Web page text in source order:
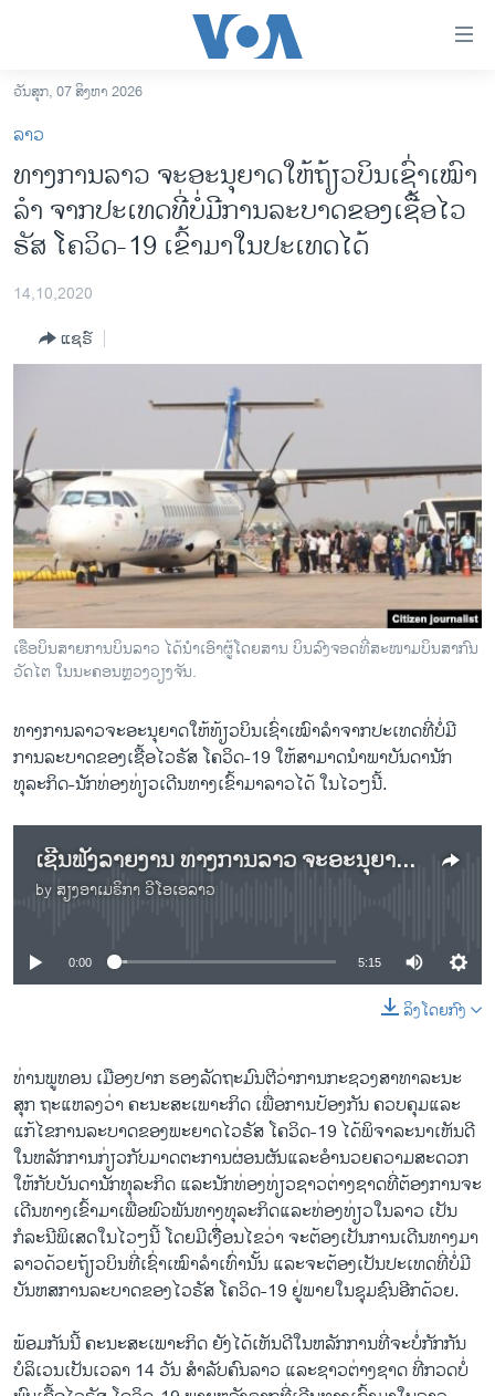
ເຂົ້າ
ຫາ
ຂ້າມ
ຂ້າມ
ໄປ
ຫາ
ຊອກ
ອາເມຣິກາ
ການເລືອກຕັ້ງ ປະທານາທີບໍດີ ສະຫະລັດ 2024
ອິດສະຫຼະພາບດ້ານການຂ່າວ
ຊີວິດຊາວລາວ
ຊຸມຊົນຊາວລາວ
ວິທະຍາສາດ-ເທັກໂນໂລຈີ
ທຸລະກິດ
ພາສາອັງກິດ
ວີດີໂອ
ສຽງ
ລາຍງານ
ຕິດຕາມພວກເຮົາ ທີ່
ວັນສຸກ, 07 ສິງຫາ 2026
ລາວ
ທາງການລາວ ຈະອະນຸຍາດໃຫ້ຖ້ຽວບິນເຊົ່າເໝົາ
ລຳ ຈາກປະເທດທີ່ບໍ່ມີການລະບາດຂອງເຊື້ອໄວ
ຣັສ ໂຄວິດ-19 ເຂົ້າມາໃນປະເທດໄດ້
14,10,2020
ແຊຣ໌
ເຮືອບິນສາຍການບິນລາວ ໄດ້ນຳເອົາຜູ້ໂດຍສານ ບິນລົງຈອດທີ່ສະໜາມບິນສາກົນ
ວັດໄຕ ໃນນະຄອນຫຼວງວຽງຈັນ.
ທາງການລາວຈະອະນຸຍາດໃຫ້ທ້ຽວບິນເຊົ່າເໝົາລຳຈາກປະເທດທີ່ບໍ່ມີ
ການລະບາດຂອງເຊື້ອໄວຣັສ ໂຄວິດ-19 ໃຫ້ສາມາດນຳພາບັນດານັກ
ທຸລະກິດ-ນັກທ່ອງທ່ຽວເດີນທາງເຂົ້າມາລາວໄດ້ ໃນໄວໆນີ້.
ເຊີນຟັງລາຍງານ ທາງການລາວ ຈະອະນຸຍາດໃຫ້ຖ້ຽວບິນເຊົ່າເໝົາລຳ ຈາກປະເທດທີ່ບໍ່ມີການລະບາດຂອງເຊື້ອໄວຣັສ ໂຄວິດ-19 ເຂົ້າມາໃນປະເທດໄດ້
by ສຽງອາເມຣິກາ ວີໂອເອລາວ
No media source currently available
0:00 5:15
ລິງໂດຍກົງ
ທ່ານພູທອນ ເມືອງປາກ ຮອງລັດຖະມົນຕີວ່າການກະຊວງສາທາລະນະ
ສຸກ ຖະແຫລງວ່າ ຄະນະສະເພາະກິດ ເພື່ອການປ້ອງກັນ ຄວບຄຸມແລະ
ແກ້ໄຂການລະບາດຂອງພະຍາດໄວຣັສ ໂຄວິດ-19 ໄດ້ພິຈາລະນາເຫັນດີ
ໃນຫລັກການກ່ຽວກັບມາດຕະການຜ່ອນຜັນແລະອຳນວຍຄວາມສະດວກ
ໃຫ້ກັບບັນດານັກທຸລະກິດ ແລະນັກທ່ອງທ່ຽວຊາວຕ່າງຊາດທີ່ຕ້ອງການຈະ
ເດີນທາງເຂົ້າມາເພື່ອພົວພັນທາງທຸລະກິດແລະທ່ອງທ່ຽວໃນລາວ ເປັນ
ກໍລະນີພິເສດໃນໄວໆນີ້ ໂດຍມີເງື່ຶອນໄຂວ່າ ຈະຕ້ອງເປັນການເດີນທາງມາ
ລາວດ້ວຍຖ້ຽວບິນທີ່ເຊົ່າເໝົາລຳເທົ່ານັ້ນ ແລະຈະຕ້ອງເປັນປະເທດທີ່ບໍ່ມີ
ບັນຫສການລະບາດຂອງໄວຣັສ ໂຄວິດ-19 ຢູ່ພາຍໃນຊຸມຊົນອີກດ້ວຍ.
ພ້ອມກັນນີ້ ຄະນະສະເພາະກິດ ຍັງໄດ້ເຫັນດີໃນຫລັກການທີ່ຈະບໍ່ກັກກັນ
ບໍລິເວນເປັນເວລາ 14 ວັນ ສຳລັບຄົນລາວ ແລະຊາວຕ່າງຊາດ ທີ່ກວດບໍ່